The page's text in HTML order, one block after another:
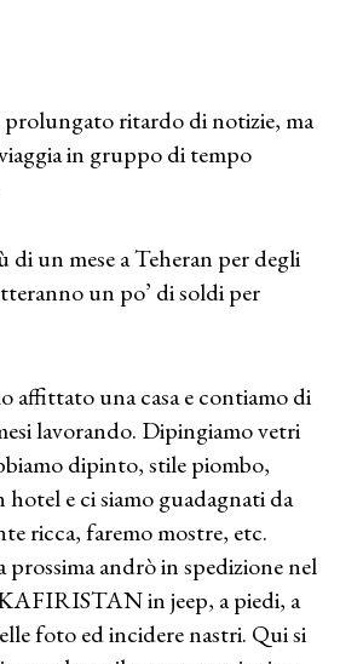
prolungato ritardo di notizie, ma
in gruppo di tempo
un mese a Teheran per degli
un po’ di soldi per
affittato una casa e contiamo di
lavorando. Dipingiamo vetri
dipinto, stile piombo,
e ci siamo guadagnati da
ricca, faremo mostre, etc.
andrò in spedizione nel
in jeep, a piedi, a
foto ed incidere nastri. Qui si